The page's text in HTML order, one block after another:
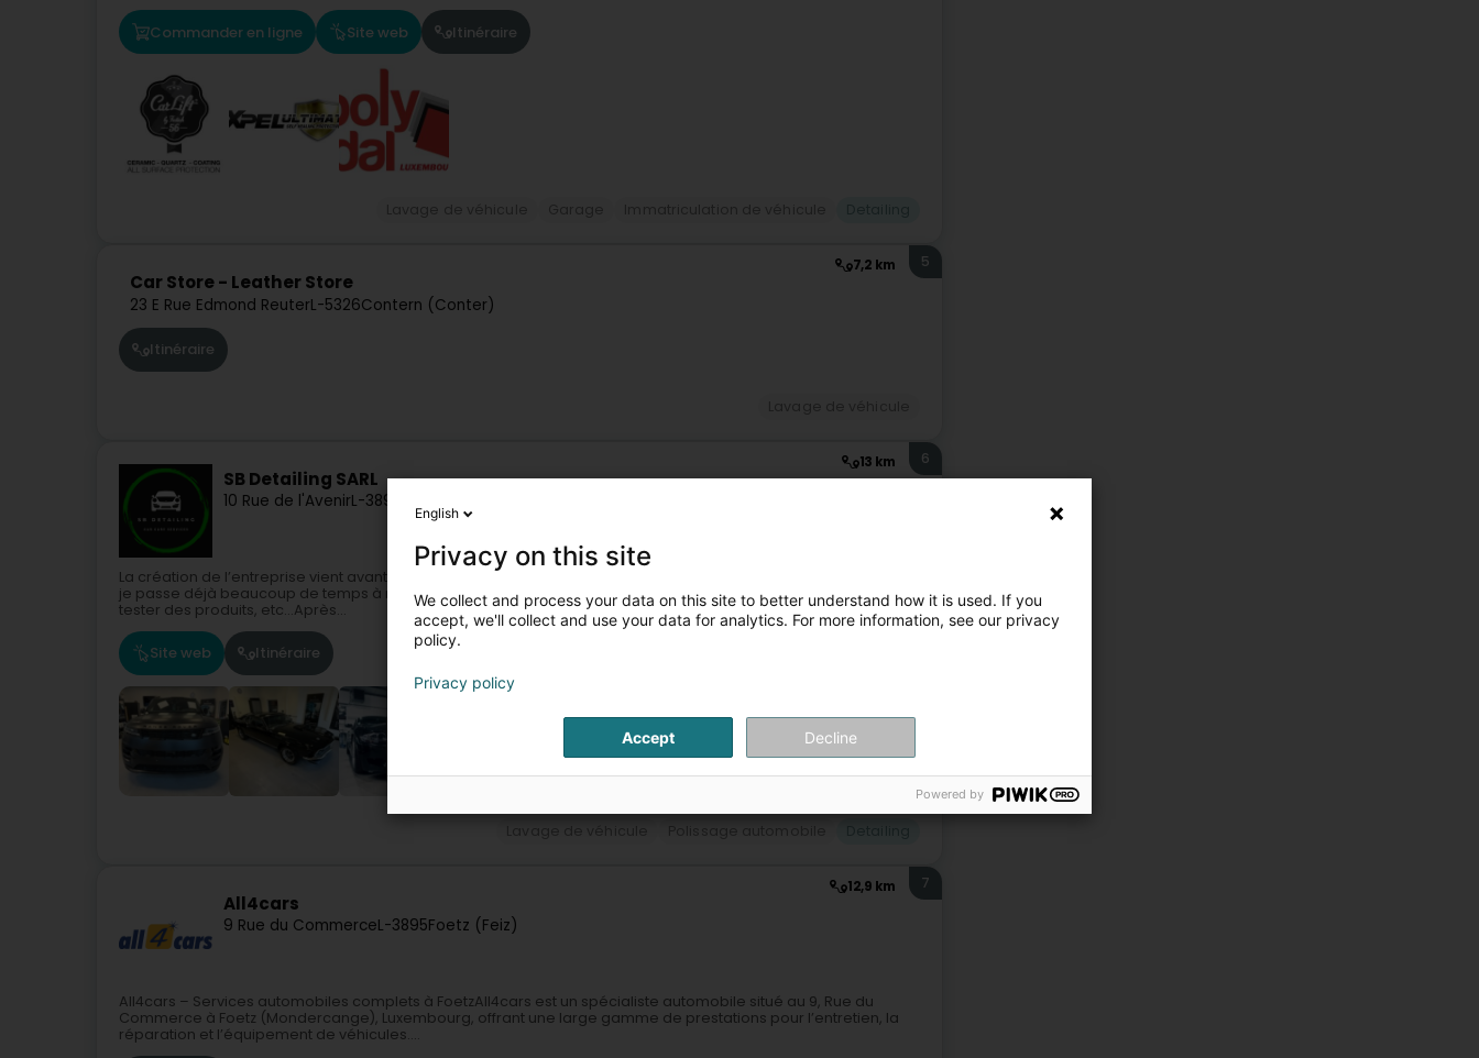
Commander en ligne Site web Itinéraire
7,2 km
Car Store - Leather Store
23 E Rue Edmond ReuterL-5326Contern (Conter)
5
Itinéraire
13 km
SB Detailing SARL
10 Rue de l'AvenirL-3895
6
La création de l’entreprise vient avant tout d’une passion pour le detailing née il y a plusieurs années.Dès 15 ans,
je passe déjà beaucoup de temps à nettoyer mon scooter, puis mes voitures.Beaucoup d’heures passé à
tester des produits, etc…Après...
Site web Itinéraire
+5
Polissage automobile
12,9 km
All4cars
9 Rue du CommerceL-3895Foetz (Feiz)
7
All4cars – Services automobiles complets à FoetzAll4cars est un spécialiste automobile situé au 9, Rue du
Commerce à Foetz (Mondercange), Luxembourg, offrant une large gamme de prestations pour l’entretien, la
réparation et l’équipement de véhicules....
English
Privacy on this site
We collect and process your data on this site to better understand how it is used. If you
accept, we'll collect and use your data for analytics. For more information, see our privacy
policy.
Privacy policy
Accept Decline
Powered by